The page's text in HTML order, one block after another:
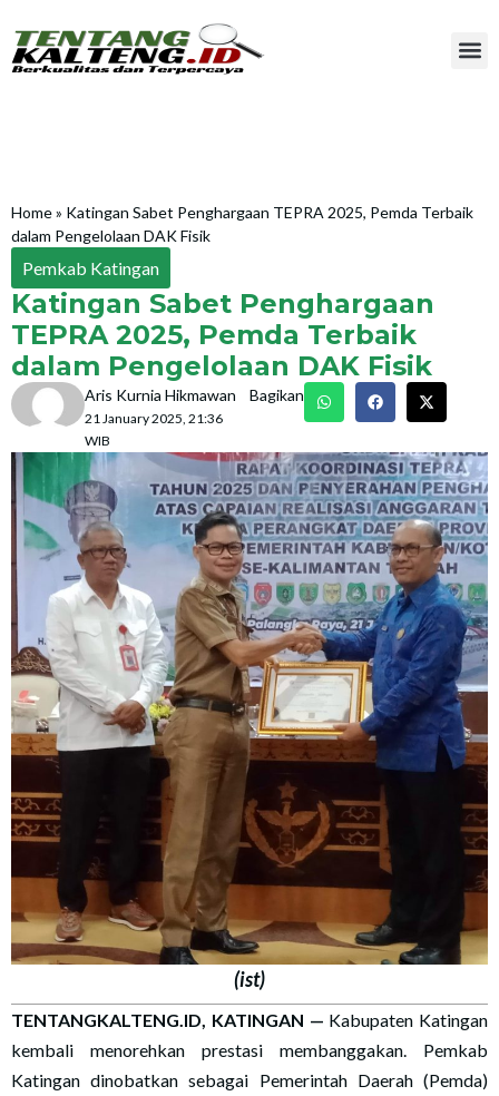
Home» Katingan Sabet Penghargaan TEPRA 2025, Pemda Terbaik
dalam Pengelolaan DAK Fisik
Pemkab Katingan
Katingan Sabet Penghargaan
TEPRA 2025, Pemda Terbaik
dalam Pengelolaan DAK Fisik
Aris Kurnia Hikmawan
21 January 2025, 21:36
WIB
Bagikan
(ist)
TENTANGKALTENG.ID, KATINGAN — Kabupaten Katingan
kembali menorehkan prestasi membanggakan. Pemkab
Katingan dinobatkan sebagai Pemerintah Daerah (Pemda)